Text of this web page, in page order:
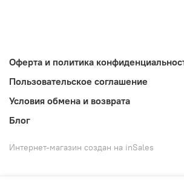
Оферта и политика
Пользовательское соглашение
Условия обмена и возврата
Блог
Интернет-магазин создан на inSales